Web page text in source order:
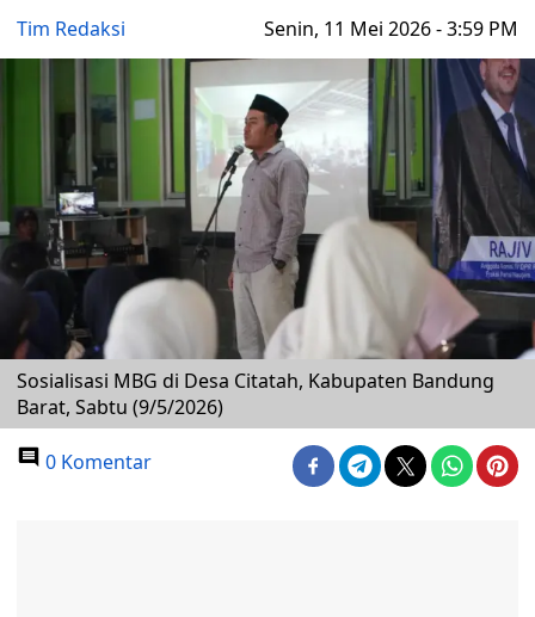
Tim Redaksi Senin, 11 Mei 2026 - 3:59 PM
Sosialisasi MBG di Desa Citatah, Kabupaten Bandung
Barat, Sabtu (9/5/2026)
0 Komentar